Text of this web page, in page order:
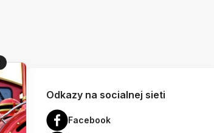
Odkazy na socialnej sieti
Facebook